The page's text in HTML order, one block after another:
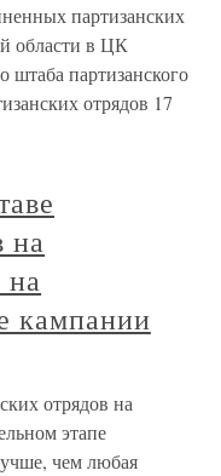
партизанских
области в ЦК
партизанского
отрядов 17
на
на
кампании
отрядов на
этапе
чем любая